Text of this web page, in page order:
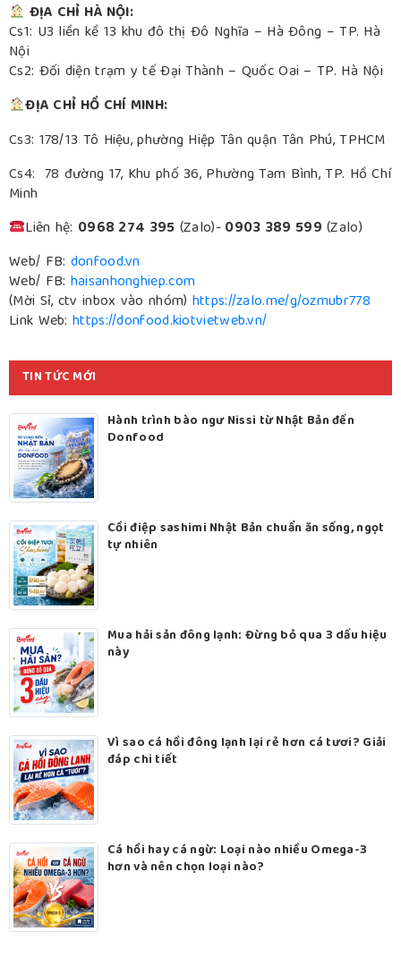
ĐỊA CHỈ HÀ NỘI:
Cs1: U3 liền kề 13 khu đô thị Đô Nghĩa – Hà Đông – TP. Hà
Nội
Cs2: Đối diện trạm y tế Đại Thành – Quốc Oai – TP. Hà Nội
ĐỊA CHỈ HỒ CHÍ MINH:
Cs3: 178/13 Tô Hiệu, phường Hiệp Tân quận Tân Phú, TPHCM
Cs4: 78 đường 17, Khu phố 36, Phường Tam Bình, TP. Hồ Chí
Minh
Liên hệ: 0968 274 395 (Zalo)-0903 389 599 (Zalo)
Web/ FB: donfood.vn
Web/ FB: haisanhonghiep.com
(Mời Sỉ, ctv inbox vào nhóm) https://zalo.me/g/ozmubr778
Link Web: https://donfood.kiotvietweb.vn/
TIN TỨC MỚI
Hành trình bào ngư Nissi từ Nhật Bản đến
Donfood
Cồi điệp sashimi Nhật Bản chuẩn ăn sống, ngọt
tự nhiên
Mua hải sản đông lạnh: Đừng bỏ qua 3 dấu hiệu
này
Vì sao cá hồi đông lạnh lại rẻ hơn cá tươi? Giải
đáp chi tiết
Cá hồi hay cá ngừ: Loại nào nhiều Omega-3
hơn và nên chọn loại nào?